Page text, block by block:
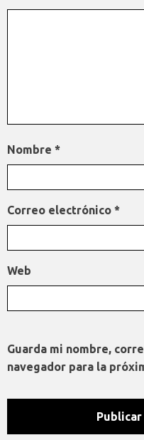
Nombre *
Correo electrónico *
Web
Guarda mi nombre,
navegador para la